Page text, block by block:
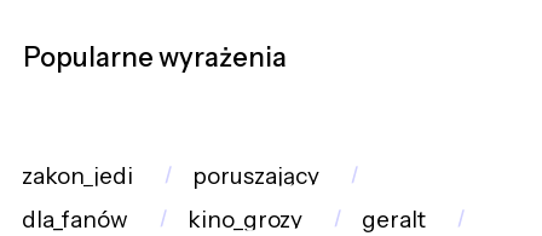
Popularne wyrażenia
zakon_jedi
poruszający
dla_fanów
kino_grozy
geralt